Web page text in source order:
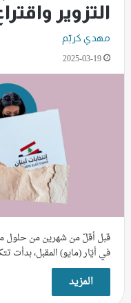
التزوير
مهدي كريّم
2025-03-19
قبل أقلّ من شهرين من حلول
في أيّار (مايو) المقبل،
المزيد